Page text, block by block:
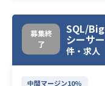
す
め
て
募集終
了
SQL/
シーサ
件・求人
中間マージン10%